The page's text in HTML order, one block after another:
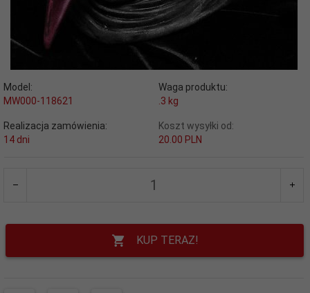
Model:
MW000-118621
Waga produktu:
.3 kg
Realizacja zamówienia:
14 dni
Koszt wysyłki od:
20.00 PLN
KUP TERAZ!